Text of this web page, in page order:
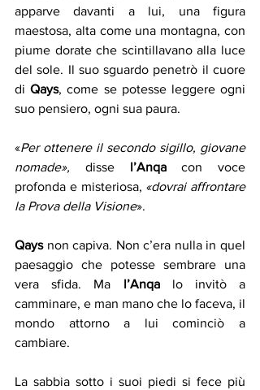
apparve davanti a lui, una figura
maestosa, alta come una montagna, con
piume dorate che scintillavano alla luce
del sole. Il suo sguardo penetrò il cuore
di Qays, come se potesse leggere ogni
suo pensiero, ogni sua paura.
«Per ottenere il secondo sigillo, giovane
nomade», disse l’Anqa con voce
profonda e misteriosa, «dovrai affrontare
la Prova della Visione».
Qays non capiva. Non c’era nulla in quel
paesaggio che potesse sembrare una
vera sfida. Ma l’Anqa lo invitò a
camminare, e man mano che lo faceva, il
mondo attorno a lui cominciò a
cambiare.
La sabbia sotto i suoi piedi si fece più